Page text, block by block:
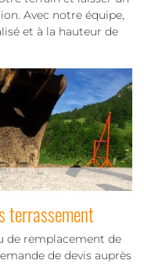
Avec notre équipe,
et à la hauteur de
terrassement
de remplacement de
de devis auprès